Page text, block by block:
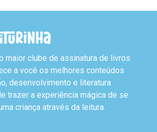
maior clube de assinatura de livros
a você os melhores conteúdos
desenvolvimento e literatura
trazer a experiência mágica de se
criança através da leitura.